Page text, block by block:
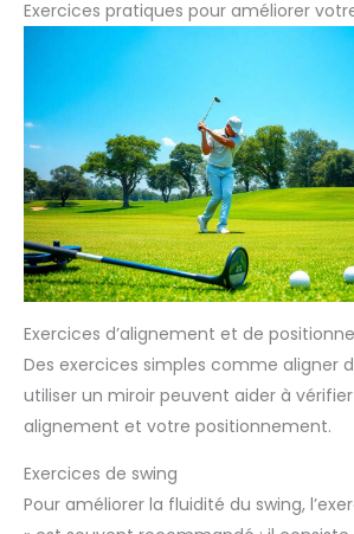
Exercices pratiques pour améliorer
Exercices d’alignement et de
Des exercices simples comme aligner
utiliser un miroir peuvent aider à
alignement et votre positionnement.
Exercices de swing
Pour améliorer la fluidité du swing,